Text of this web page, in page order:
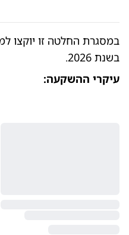
בשנת 2026.
עיקרי ההשקעה: